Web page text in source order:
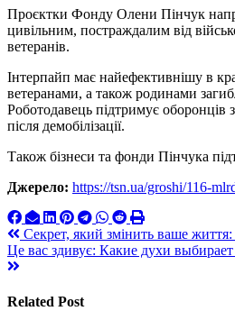
Проєктки Фонду Олени Пінчук
цивільним, постраждалим від
ветеранів.
Інтерпайп має найефективнішу в
ветеранами, а також родинами
Роботодавець підтримує оборонців
після демобілізації.
Також бізнеси та фонди Пінчука
Джерело: https://tsn.ua/groshi/116-
Навигация
по
Секрет, який змінить ваше
Це вас здивує: Какие духи
Related Post